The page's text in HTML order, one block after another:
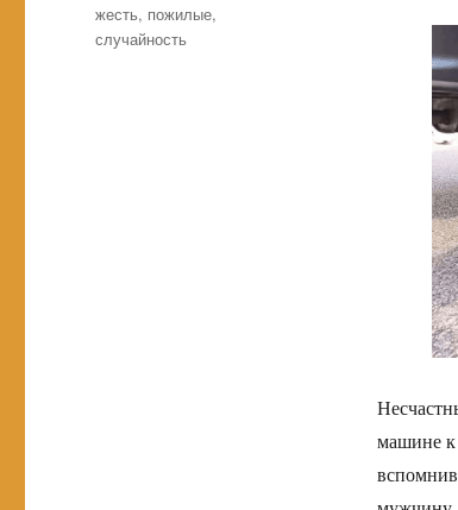
машине к
Метки
жесть, пожилые,
случайность